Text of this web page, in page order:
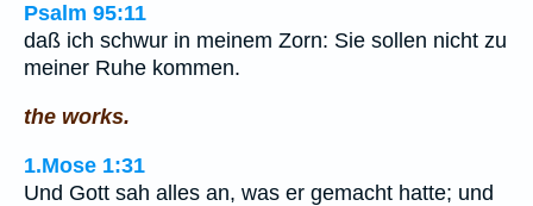
Psalm 95:11
daß ich schwur in meinem Zorn: Sie sollen nicht zu
meiner Ruhe kommen.
the works.
1.Mose 1:31
Und Gott sah alles an, was er gemacht hatte; und